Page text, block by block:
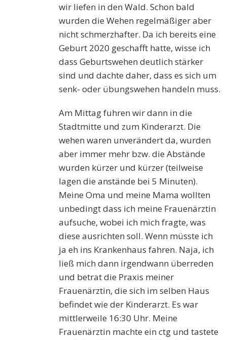
wir liefen in den Wald. Schon bald
wurden die Wehen regelmäßiger aber
nicht schmerzhafter. Da ich bereits eine
Geburt 2020 geschafft hatte, wisse ich
dass Geburtswehen deutlich stärker
sind und dachte daher, dass es sich um
senk- oder übungswehen handeln muss.
Am Mittag fuhren wir dann in die
Stadtmitte und zum Kinderarzt. Die
wehen waren unverändert da, wurden
aber immer mehr bzw. die Abstände
wurden kürzer und kürzer (teilweise
lagen die anstände bei 5 Minuten).
Meine Oma und meine Mama wollten
unbedingt dass ich meine Frauenärztin
aufsuche, wobei ich mich fragte, was
diese ausrichten soll. Wenn müsste ich
ja eh ins Krankenhaus fahren. Naja, ich
ließ mich dann irgendwann überreden
und betrat die Praxis meiner
Frauenärztin, die sich im selben Haus
befindet wie der Kinderarzt. Es war
mittlerweile 16:30 Uhr. Meine
Frauenärztin machte ein ctg und tastete